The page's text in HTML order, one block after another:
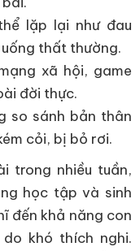
lặp lại như đau
thất thường.
xã hội, game
đời thực.
so sánh bản thân
cỏi, bị bỏ rơi.
trong nhiều tuần,
học tập và sinh
đến khả năng con
khó thích nghi.